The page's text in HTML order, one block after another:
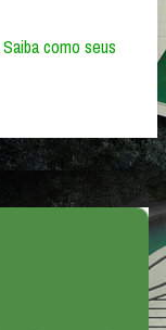
Saiba como seus